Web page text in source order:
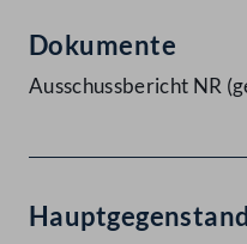
Dokumente
Ausschussbericht NR